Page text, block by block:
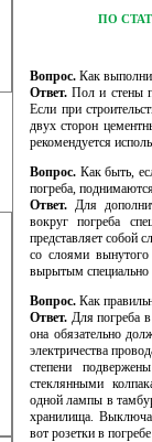
ПО
Вопрос. Как
Ответ. Пол и стены
Если при
двух сторон
рекомендуется
Вопрос. Как быть,
погреба,
Ответ. Для
вокруг погреба
представляет собой
со слоями
вырытым специально
Вопрос. Как
Ответ. Для погреба
она обязательно
электричества
степени
стеклянными
одной лампы в
хранилища.
вот розетки в